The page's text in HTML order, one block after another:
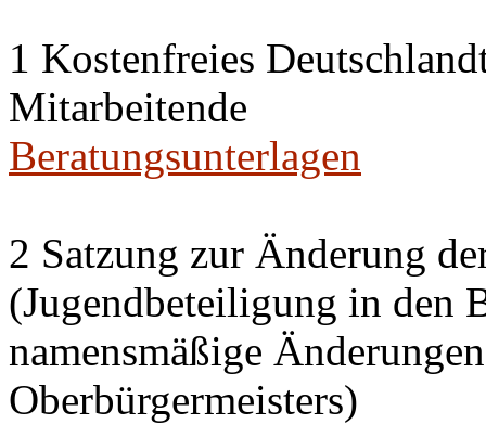
1 Kostenfreies
Mitarbeitende
Beratungsunterlagen
2 Satzung zur Änderung
(Jugendbeteiligung in den
namensmäßige
Oberbürgermeisters)